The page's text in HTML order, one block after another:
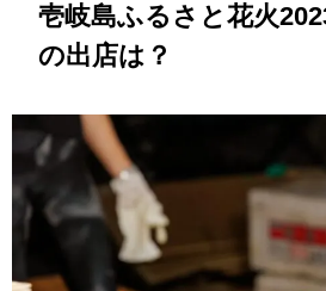
壱岐島ふるさと花火
の出店は？